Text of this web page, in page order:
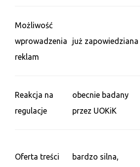
Możliwość
wprowadzenia
reklam
już zapowiedziana
Reakcja na
regulacje
obecnie badany
przez UOKiK
Oferta treści
bardzo silna,